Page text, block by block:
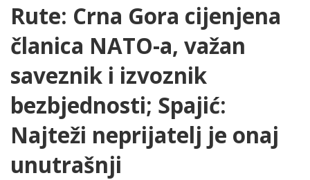
Rute: Crna Gora cijenjena
članica NATO-a, važan
saveznik i izvoznik
bezbjednosti; Spajić:
Najteži neprijatelj je onaj
unutrašnji